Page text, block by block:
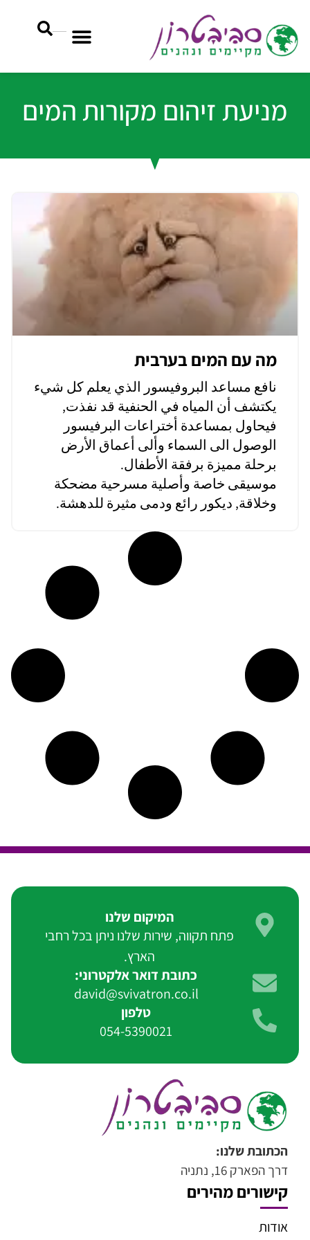
מניעת זיהום מקורות המים
מה עם המים בערבית
نافع مساعد البروفيسور الذي يعلم كل شيء
يكتشف أن المياه في الحنفية قد نفذت,
فيحاول بمساعدة أختراعات البرفيسور
الوصول الى السماء وألى أعماق الأرض
برحلة مميزة برفقة الأطفال.
موسيقى خاصة وأصلية مسرحية مضحكة
وخلاقة, ديكور رائع ودمى مثيرة للدهشة.
המיקום שלנו
פתח תקווה, שירות שלנו ניתן בכל רחבי
הארץ.
כתובת דואר אלקטרוני:
david@svivatron.co.il
טלפון
054-5390021
הכתובת שלנו:
דרך הפארק 16, נתניה
קישורים מהירים
אודות